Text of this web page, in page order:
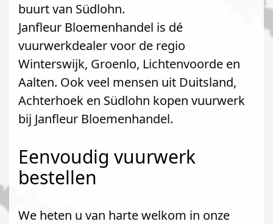
buurt van Südlohn.
Janfleur Bloemenhandel is dé
vuurwerkdealer voor de regio
Winterswijk, Groenlo, Lichtenvoorde en
Aalten. Ook veel mensen uit Duitsland,
Achterhoek en Südlohn kopen vuurwerk
bij Janfleur Bloemenhandel.
Eenvoudig vuurwerk
bestellen
We heten u van harte welkom in onze